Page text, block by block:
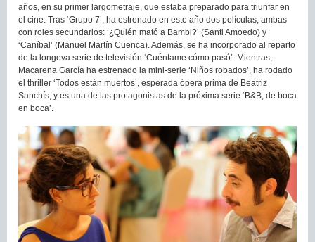
años, en su primer largometraje, que estaba preparado para triunfar en
el cine. Tras ‘Grupo 7’, ha estrenado en este año dos películas, ambas
con roles secundarios: ‘¿Quién mató a Bambi?’ (Santi Amoedo) y
‘Caníbal’ (Manuel Martín Cuenca). Además, se ha incorporado al reparto
de la longeva serie de televisión ‘Cuéntame cómo pasó’. Mientras,
Macarena García ha estrenado la mini-serie ‘Niños robados’, ha rodado
el thriller ‘Todos están muertos’, esperada ópera prima de Beatriz
Sanchís, y es una de las protagonistas de la próxima serie ‘B&B, de boca
en boca’.